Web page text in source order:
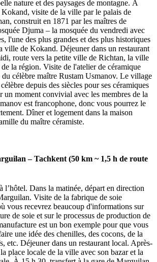
nature et des paysages de montagne. À
visite de la ville par le palais de
construit en 1871 par les maîtres de
Djuma – la mosquée du vendredi avec
l'une des plus grandes et des plus historiques
ville de Kokand. Déjeuner dans un restaurant
route vers la petite ville de Richtan, la ville
de la région. Visite de l'atelier de céramique
célèbre maître Rustam Usmanov. Le village
depuis des siècles pour ses céramiques
un moment convivial avec les membres de la
est francophone, donc vous pourrez le
Dîner et logement dans la maison
du maître céramiste.
– Tachkent (50 km ~ 1,5 h de route
l’hôtel. Dans la matinée, départ en direction
Visite de la fabrique de soie
vous recevrez beaucoup d'informations sur
de soie et sur le processus de production de
est un bon exemple pour que vous
une idée des chenilles, des cocons, de la
etc. Déjeuner dans un restaurant local. Après-
place locale de la ville avec son bazar et la